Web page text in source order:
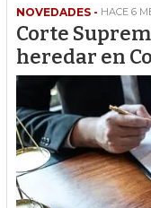
NOVEDADES - HACE 6
Corte
heredar en